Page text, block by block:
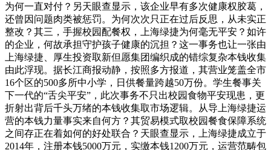
为何一直对付？另天眼查显示，该企业早有多次健康权胶葛，
还曾因问题肉类被惩罚。为何次次只正在过后反思，从未实正
整改？其三，手握校园配餐权，上海绿捷为何毫无平安？如许
的企业，何故承担守护孩子健康的沉担？这一事务也让一张由
上海绿捷、厚生投资取新但愿集团编织成的错综复杂本钱收集
由此浮现。据长江商报动静，按照多方报道，其营业笼盖全市
16个区的500多所中小学，日供餐量跨越50万份。学生餐事关
下一代的“舌尖平安”，此次事务不只出校园食物平安现患，更
折射出背后千头万绪的本钱收集取市场逻辑。从导上海绿捷运
营的本钱力量事实来自何方？其贸易模式取校园餐食保障系统
之间存正在着如何的好处联合？天眼查显示，上海绿捷成立于
2014年，注册本钱5000万元，实缴本钱1200万元，运营范畴包